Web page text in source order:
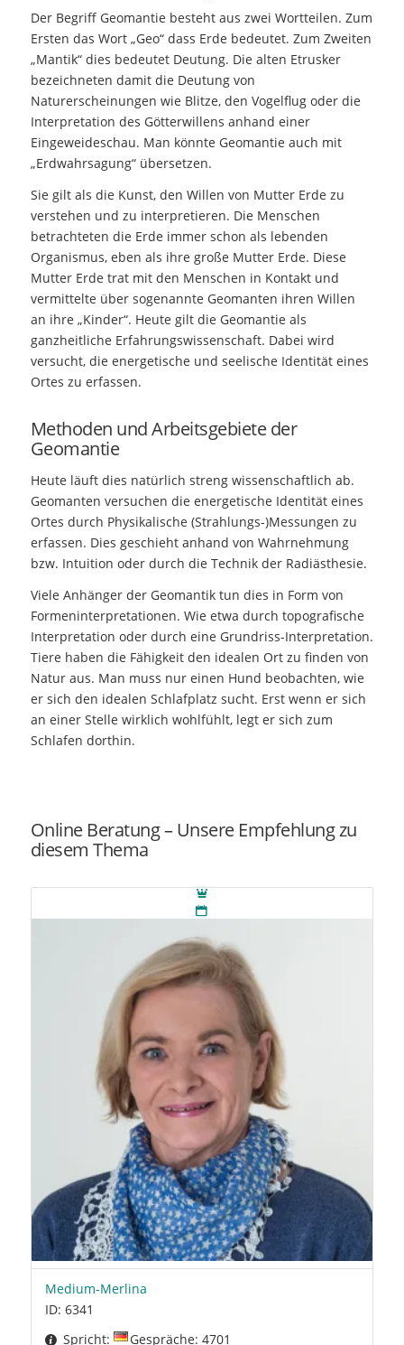
Der Begriff Geomantie besteht aus zwei Wortteilen. Zum
Ersten das Wort „Geo“ dass Erde bedeutet. Zum Zweiten
„Mantik“ dies bedeutet Deutung. Die alten Etrusker
bezeichneten damit die Deutung von
Naturerscheinungen wie Blitze, den Vogelflug oder die
Interpretation des Götterwillens anhand einer
Eingeweideschau. Man könnte Geomantie auch mit
„Erdwahrsagung“ übersetzen.
Sie gilt als die Kunst, den Willen von Mutter Erde zu
verstehen und zu interpretieren. Die Menschen
betrachteten die Erde immer schon als lebenden
Organismus, eben als ihre große Mutter Erde. Diese
Mutter Erde trat mit den Menschen in Kontakt und
vermittelte über sogenannte Geomanten ihren Willen
an ihre „Kinder“. Heute gilt die Geomantie als
ganzheitliche Erfahrungswissenschaft. Dabei wird
versucht, die energetische und seelische Identität eines
Ortes zu erfassen.
Methoden und Arbeitsgebiete der
Geomantie
Heute läuft dies natürlich streng wissenschaftlich ab.
Geomanten versuchen die energetische Identität eines
Ortes durch Physikalische (Strahlungs-)Messungen zu
erfassen. Dies geschieht anhand von Wahrnehmung
bzw. Intuition oder durch die Technik der Radiästhesie.
Viele Anhänger der Geomantik tun dies in Form von
Formeninterpretationen. Wie etwa durch topografische
Interpretation oder durch eine Grundriss-Interpretation.
Tiere haben die Fähigkeit den idealen Ort zu finden von
Natur aus. Man muss nur einen Hund beobachten, wie
er sich den idealen Schlafplatz sucht. Erst wenn er sich
an einer Stelle wirklich wohlfühlt, legt er sich zum
Schlafen dorthin.
Online Beratung – Unsere Empfehlung zu
diesem Thema
Medium-Merlina
ID: 6341
Spricht:
Gespräche: 4701